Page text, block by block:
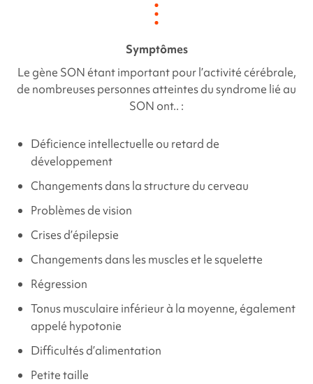
Symptômes
Le gène SONétant important pour l’activité cérébrale,
de nombreuses personnes atteintes du syndrome lié au
SON ont.. :
Déficience intellectuelle ou retard de
développement
Changements dans la structure du cerveau
Problèmes de vision
Crises d’épilepsie
Changements dans les muscles et le squelette
Régression
Tonus musculaire inférieur à la moyenne, également
appelé hypotonie
Difficultés d’alimentation
Petite taille